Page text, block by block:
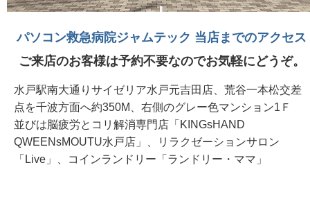
パソコン救急病院ジャムテック 当店までのアクセス
ご来店のお客様は予約不要なのでお気軽にどうぞ。
水戸駅南大通りサイゼリア水戸元吉田店、荒谷一本松交差
点を千波方面へ約350M、右側のグレー色マンション1Ｆ
並びは脳疲労とコリ解消専門店「KINGsHAND
QWEENsMOUTU水戸店」、リラクゼーションサロン
「Live」、コインランドリー「ランドリー・ママ」